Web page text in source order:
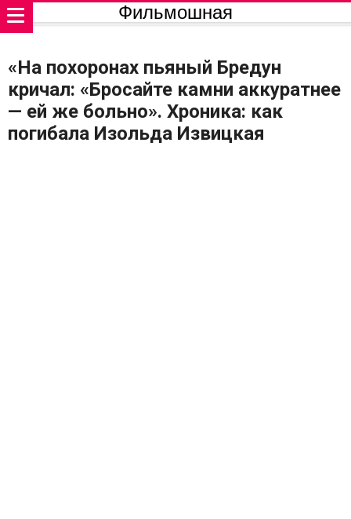
Фильмошная
«На похоронах пьяный Бредун
кричал: «Бросайте камни аккуратнее
— ей же больно». Хроника: как
погибала Изольда Извицкая